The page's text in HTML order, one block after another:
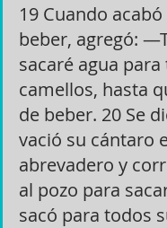
19 Cuando
beber, agregó:
sacaré agua para
camellos, hasta
de beber. 20 Se
vació su cántaro
abrevadero y
al pozo para
sacó para todos